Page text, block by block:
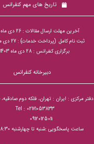
تاریخ های مهم کنفرانس
آخرین مهلت ارسال مقالات : 26 دی ماه 1403
ثبت نام کامل (پرداخت خدمات) : 27 دی ماه 1403
برگزاری کنفرانس : 28 دی ماه 1403
دبیرخانه کنفرانس
دفتر مرکزی : ایران : تهران، فلکه دوم
Tel : 02171053833
09120125011
ساعت پاسخگویی :شنبه تا چهارشنبه 8:30 الی 15